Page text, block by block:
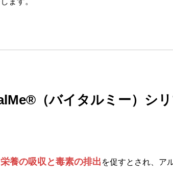
（バイタルミー）シ
栄養の吸収と毒素の排出 を促すとされ、ア